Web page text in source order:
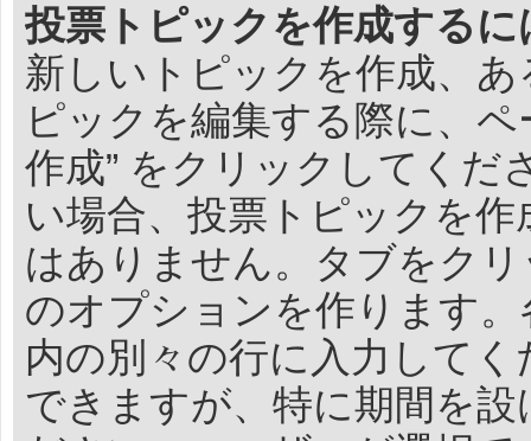
投票トピックを作成するに
新しいトピックを作成、
ピックを編集する際に、
作成” をクリックしてくだ
い場合、投票トピックを
はありません。タブをク
のオプションを作ります
内の別々の行に入力して
できますが、特に期間を